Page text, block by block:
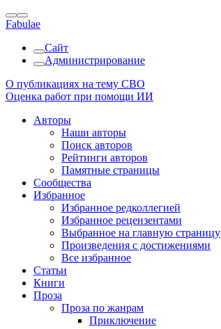
Fabulae
Сайт
Администрирование
О публикациях на тему СВО
Оценка работ при помощи ИИ
Авторы
Наши авторы
Поиск авторов
Рейтинги авторов
Памятные страницы
Сообщества
Избранное
Избранное редколлегией
Избранное рецензентами
Выбранное на главную страницу
Произведения с достижениями
Все избранное
Статьи
Книги
Проза
Проза по жанрам
Приключение